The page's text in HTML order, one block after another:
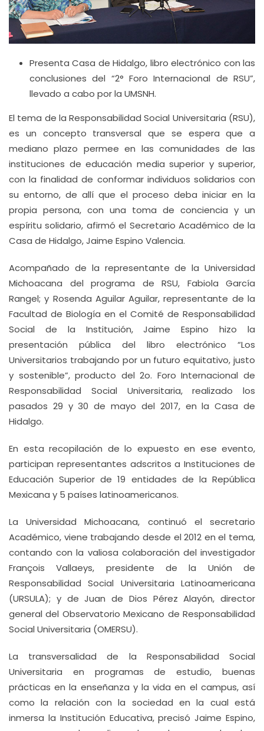
Presenta Casa de Hidalgo, libro electrónico con las
conclusiones del “2° Foro Internacional de RSU”,
llevado a cabo por la UMSNH.
El tema de la Responsabilidad Social Universitaria (RSU),
es un concepto transversal que se espera que a
mediano plazo permee en las comunidades de las
instituciones de educación media superior y superior,
con la finalidad de conformar individuos solidarios con
su entorno, de allí que el proceso deba iniciar en la
propia persona, con una toma de conciencia y un
espíritu solidario, afirmó el Secretario Académico de la
Casa de Hidalgo, Jaime Espino Valencia.
Acompañado de la representante de la Universidad
Michoacana del programa de RSU, Fabiola García
Rangel; y Rosenda Aguilar Aguilar, representante de la
Facultad de Biología en el Comité de Responsabilidad
Social de la Institución, Jaime Espino hizo la
presentación pública del libro electrónico “Los
Universitarios trabajando por un futuro equitativo, justo
y sostenible”, producto del 2o. Foro Internacional de
Responsabilidad Social Universitaria, realizado los
pasados 29 y 30 de mayo del 2017, en la Casa de
Hidalgo.
En esta recopilación de lo expuesto en ese evento,
participan representantes adscritos a Instituciones de
Educación Superior de 19 entidades de la República
Mexicana y 5 países latinoamericanos.
La Universidad Michoacana, continuó el secretario
Académico, viene trabajando desde el 2012 en el tema,
contando con la valiosa colaboración del investigador
François Vallaeys, presidente de la Unión de
Responsabilidad Social Universitaria Latinoamericana
(URSULA); y de Juan de Dios Pérez Alayón, director
general del Observatorio Mexicano de Responsabilidad
Social Universitaria (OMERSU).
La transversalidad de la Responsabilidad Social
Universitaria en programas de estudio, buenas
prácticas en la enseñanza y la vida en el campus, así
como la relación con la sociedad en la cual está
inmersa la Institución Educativa, precisó Jaime Espino,